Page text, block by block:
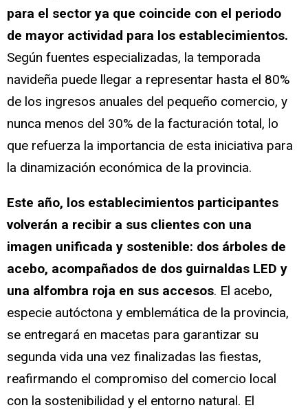
para el sector ya que coincide con el periodo
de mayor actividad para los establecimientos.
Según fuentes especializadas, la temporada
navideña puede llegar a representar hasta el 80%
de los ingresos anuales del pequeño comercio, y
nunca menos del 30% de la facturación total, lo
que refuerza la importancia de esta iniciativa para
la dinamización económica de la provincia.
Este año, los establecimientos participantes
volverán a recibir a sus clientes con una
imagen unificada y sostenible: dos árboles de
acebo, acompañados de dos guirnaldas LED y
una alfombra roja en sus accesos. El acebo,
especie autóctona y emblemática de la provincia,
se entregará en macetas para garantizar su
segunda vida una vez finalizadas las fiestas,
reafirmando el compromiso del comercio local
con la sostenibilidad y el entorno natural. El